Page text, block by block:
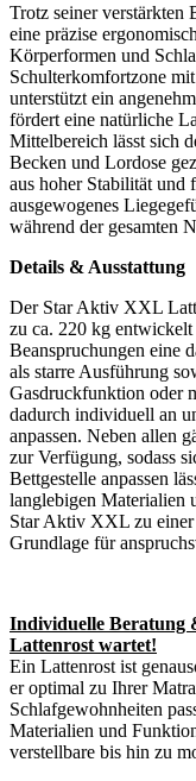
Trotz seiner
eine präzise
Körperformen und
Schulterkomfortzone
unterstützt ein
fördert eine natürliche
Mittelbereich lässt sich
Becken und Lordose
aus hoher Stabilität und
ausgewogenes
während der gesamten
Details & Ausstattung
Der Star Aktiv XXL
zu ca. 220 kg
Beanspruchungen eine
als starre Ausführung
Gasdruckfunktion oder
dadurch individuell an
anpassen. Neben allen
zur Verfügung, sodass
Bettgestelle anpassen
langlebigen Materialien
Star Aktiv XXL zu einer
Grundlage für
Individuelle Beratung
Lattenrost wartet!
Ein Lattenrost ist
er optimal zu Ihrer
Schlafgewohnheiten
Materialien und
verstellbare bis hin zu